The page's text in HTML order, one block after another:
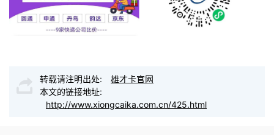
转载请注明出处:
雄才卡官网
本文的链接地址:
http://www.xiongcaika.com.cn/425.html